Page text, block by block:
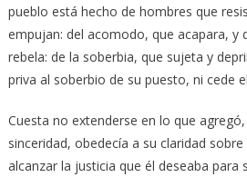
pueblo está hecho de hombres que
empujan: del acomodo, que acapara, y
rebela: de la soberbia, que sujeta y
priva al soberbio de su puesto, ni cede
Cuesta no extenderse en lo que
sinceridad, obedecía a su claridad
alcanzar la justicia que él deseaba para